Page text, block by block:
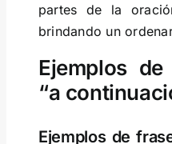
partes de la
brindando un
Ejemplos
“a
Ejemplos de